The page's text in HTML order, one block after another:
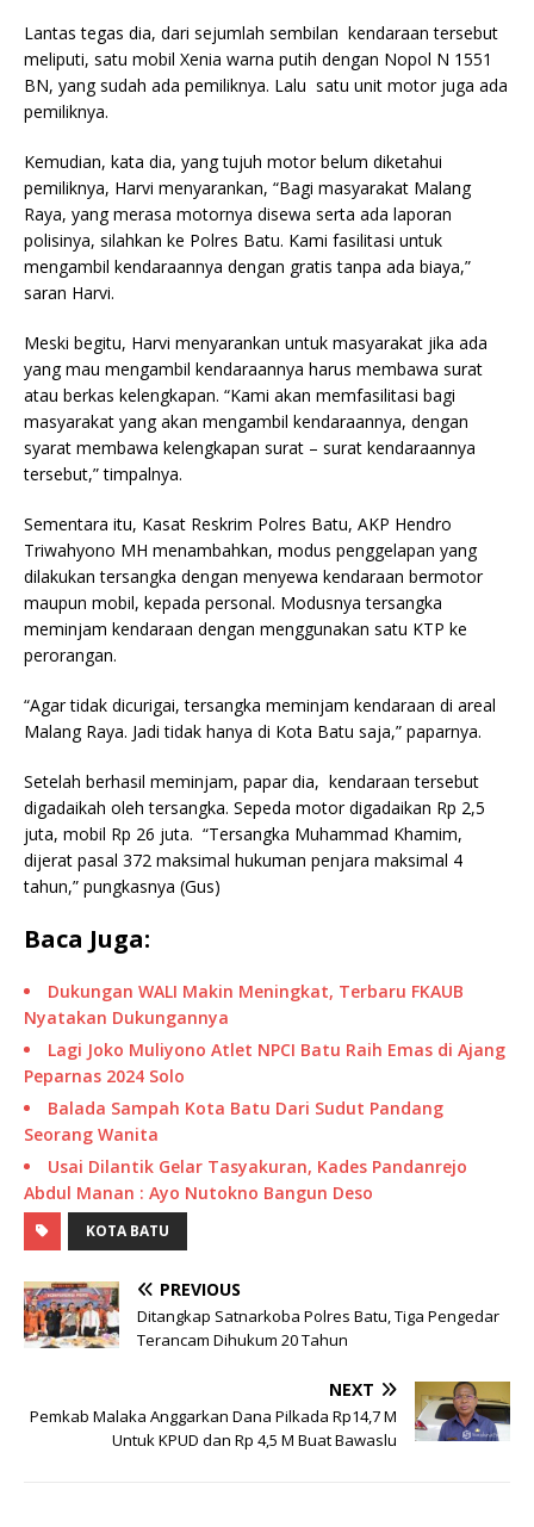
Lantas tegas dia, dari sejumlah sembilan kendaraan tersebut
meliputi, satu mobil Xenia warna putih dengan Nopol N 1551
BN, yang sudah ada pemiliknya. Lalu satu unit motor juga ada
pemiliknya.
Kemudian, kata dia, yang tujuh motor belum diketahui
pemiliknya, Harvi menyarankan, “Bagi masyarakat Malang
Raya, yang merasa motornya disewa serta ada laporan
polisinya, silahkan ke Polres Batu. Kami fasilitasi untuk
mengambil kendaraannya dengan gratis tanpa ada biaya,”
saran Harvi.
Meski begitu, Harvi menyarankan untuk masyarakat jika ada
yang mau mengambil kendaraannya harus membawa surat
atau berkas kelengkapan. “Kami akan memfasilitasi bagi
masyarakat yang akan mengambil kendaraannya, dengan
syarat membawa kelengkapan surat – surat kendaraannya
tersebut,” timpalnya.
Sementara itu, Kasat Reskrim Polres Batu, AKP Hendro
Triwahyono MH menambahkan, modus penggelapan yang
dilakukan tersangka dengan menyewa kendaraan bermotor
maupun mobil, kepada personal. Modusnya tersangka
meminjam kendaraan dengan menggunakan satu KTP ke
perorangan.
“Agar tidak dicurigai, tersangka meminjam kendaraan di areal
Malang Raya. Jadi tidak hanya di Kota Batu saja,” paparnya.
Setelah berhasil meminjam, papar dia, kendaraan tersebut
digadaikah oleh tersangka. Sepeda motor digadaikan Rp 2,5
juta, mobil Rp 26 juta. “Tersangka Muhammad Khamim,
dijerat pasal 372 maksimal hukuman penjara maksimal 4
tahun,” pungkasnya (Gus)
Baca Juga:
Dukungan WALI Makin Meningkat, Terbaru FKAUB
Nyatakan Dukungannya
Lagi Joko Muliyono Atlet NPCI Batu Raih Emas di Ajang
Peparnas 2024 Solo
Balada Sampah Kota Batu Dari Sudut Pandang
Seorang Wanita
Usai Dilantik Gelar Tasyakuran, Kades Pandanrejo
Abdul Manan : Ayo Nutokno Bangun Deso
KOTA BATU
PREVIOUS
Ditangkap Satnarkoba Polres Batu, Tiga Pengedar
Terancam Dihukum 20 Tahun
NEXT
Pemkab Malaka Anggarkan Dana Pilkada Rp14,7 M
Untuk KPUD dan Rp 4,5 M Buat Bawaslu